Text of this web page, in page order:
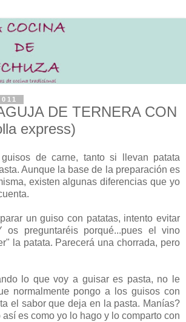
DE TERNERA CON
express)
de carne, tanto si llevan patata
Aunque la base de la preparación es
existen algunas diferencias que yo
un guiso con patatas, intento evitar
preguntaréis porqué...pues el vino
la patata. Parecerá una chorrada, pero
lo que voy a guisar es pasta, no le
normalmente pongo a los guisos con
el sabor que deja en la pasta. Manías?
es como yo lo hago y lo comparto con